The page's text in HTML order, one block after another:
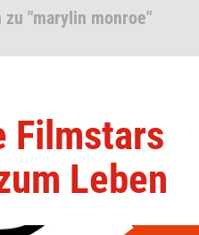
zu "marylin monroe"
Filmstars
Leben